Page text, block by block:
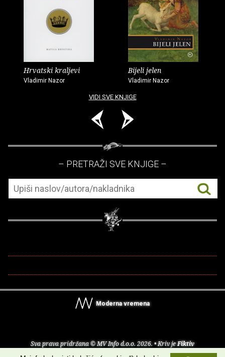
Hrvatski kraljevi
Vladimir Nazor
Bijeli jelen
Vladimir Nazor
VIDI SVE KNJIGE
– PRETRAŽI SVE KNJIGE –
Moderna vremena
Sva prava pridržana © MV Info d.o.o. 2026. • Kriv jeFiktiv